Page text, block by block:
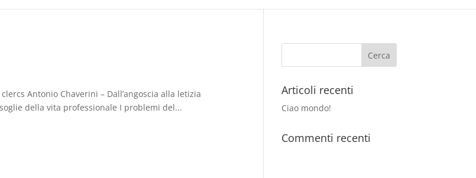
Antonio Chaverini – Dall’angoscia alla letizia
della vita professionale I problemi del...
Articoli recenti
Ciao mondo!
Commenti recenti